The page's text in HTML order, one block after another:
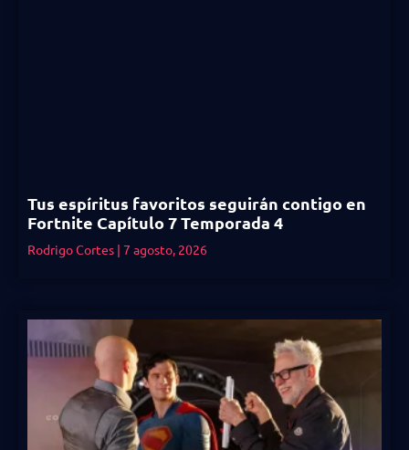
Tus espíritus favoritos seguirán contigo en
Fortnite Capítulo 7 Temporada 4
Rodrigo Cortes 7 agosto, 2026